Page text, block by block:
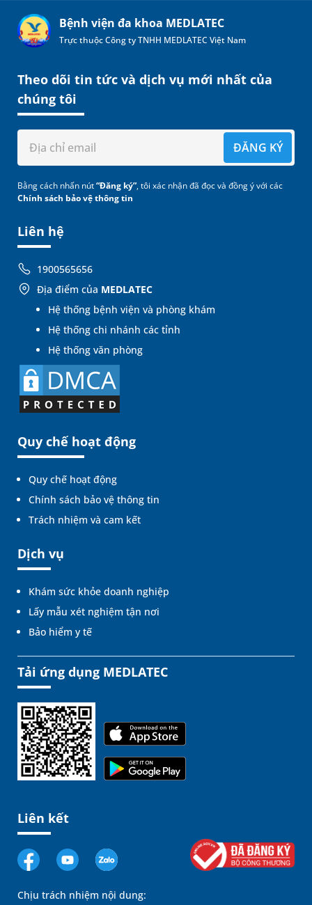
Bệnh viện đa khoa MEDLATEC
Trực thuộc Công ty TNHH MEDLATEC Việt Nam
Liên hệ
1900565656
Địa điểm của MEDLATEC
Hệ thống bệnh viện và phòng khám
Hệ thống chi nhánh các tỉnh
Hệ thống văn phòng
Quy chế hoạt động
Quy chế hoạt động
Chính sách bảo vệ thông tin
Trách nhiệm và cam kết
Dịch vụ
Khám sức khỏe doanh nghiệp
Lấy mẫu xét nghiệm tận nơi
Bảo hiểm y tế
Theo dõi tin tức và dịch vụ mới nhất của
chúng tôi
ĐĂNG KÝ
Bằng cách nhấn nút“Đăng ký”, tôi xác nhận đã đọc và đồng ý với các
Chính sách bảo vệ thông tin
Tải ứng dụng MEDLATEC
Liên kết
Chịu trách nhiệm nội dung: